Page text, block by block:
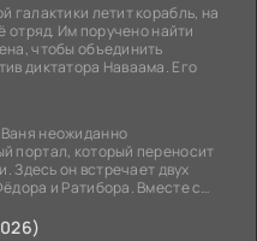
галактики летит корабль, на
отряд. Им поручено найти
чтобы объединить
диктатора Наваама. Его
неожиданно
портал, который переносит
Здесь он встречает двух
и Ратибора. Вместе с